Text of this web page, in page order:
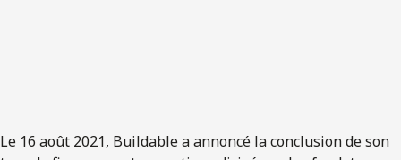
Le 16 août 2021, Buildable a annoncé la conclusion de son